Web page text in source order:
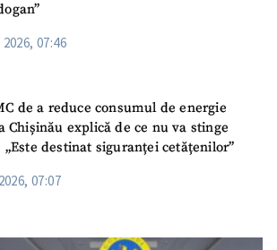
07:46
de a reduce consumul de energie
Chișinău explică de ce nu va stinge
destinat siguranței cetățenilor”
07:07